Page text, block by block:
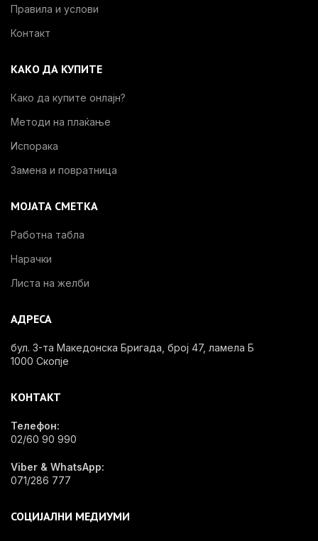
Правила и услови
Контакт
КАКО ДА КУПИТЕ
Како да купите онлајн?
Методи на плаќање
Испорака
Замена и повратница
МОЈАТА СМЕТКА
Работна табла
Нарачки
Листа на желби
АДРЕСА
бул. 3-та Македонска Бригада, број 47, ламела Б
1000 Скопје
КОНТАКТ
Телефон:
02/60 90 990
Viber & WhatsApp:
071/286 777
СОЦИЈАЛНИ МЕДИУМИ